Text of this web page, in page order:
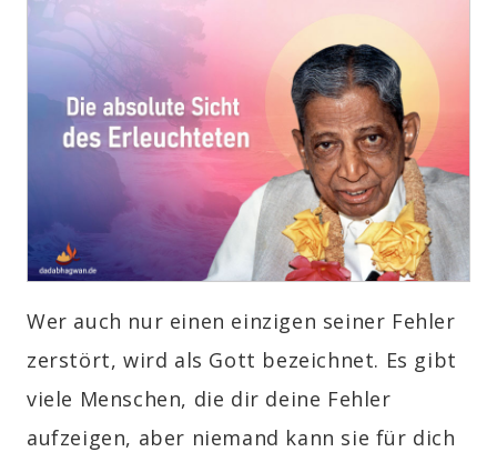
Wer auch nur einen einzigen seiner Fehler
zerstört, wird als Gott bezeichnet. Es gibt
viele Menschen, die dir deine Fehler
aufzeigen, aber niemand kann sie für dich